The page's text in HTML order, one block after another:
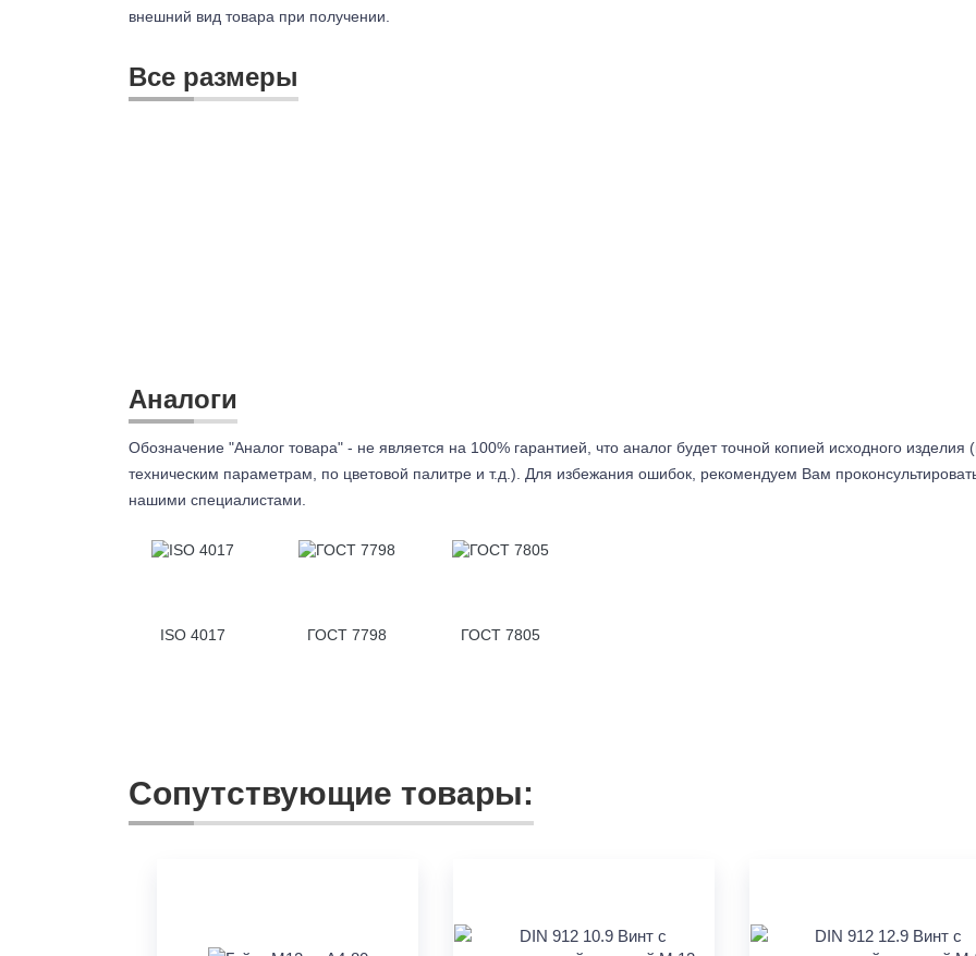
внешний вид товара при получении.
Все размеры
Аналоги
Обозначение "Аналог товара" - не является на 100% гарантией, что аналог будет точной копией исходного изделия
техническим параметрам, по цветовой палитре и т.д.). Для избежания ошибок, рекомендуем Вам
нашими специалистами.
ISO 4017 ГОСТ 7798 ГОСТ 7805
Сопутствующие товары: